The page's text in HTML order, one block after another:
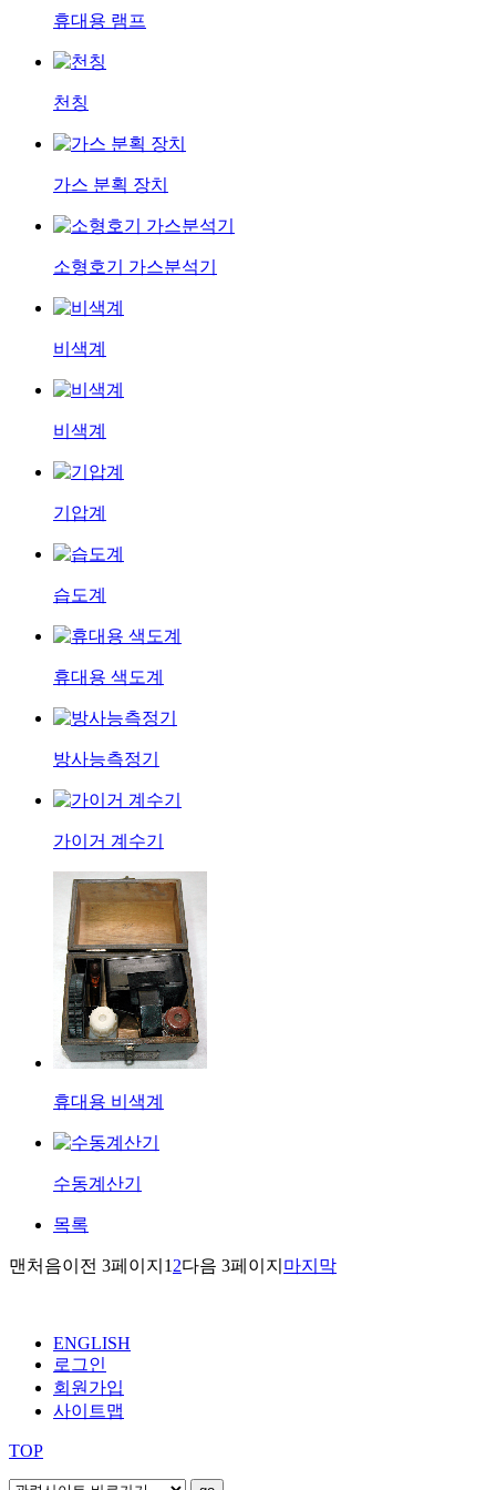
휴대용 램프
천칭
가스 분획 장치
소형호기 가스분석기
비색계
비색계
기압계
습도계
휴대용 색도계
방사능측정기
가이거 계수기
휴대용 비색계
수동계산기
목록
맨처음이전 3페이지 1 2다음 3페이지 마지막
ENGLISH
로그인
회원가입
사이트맵
TOP